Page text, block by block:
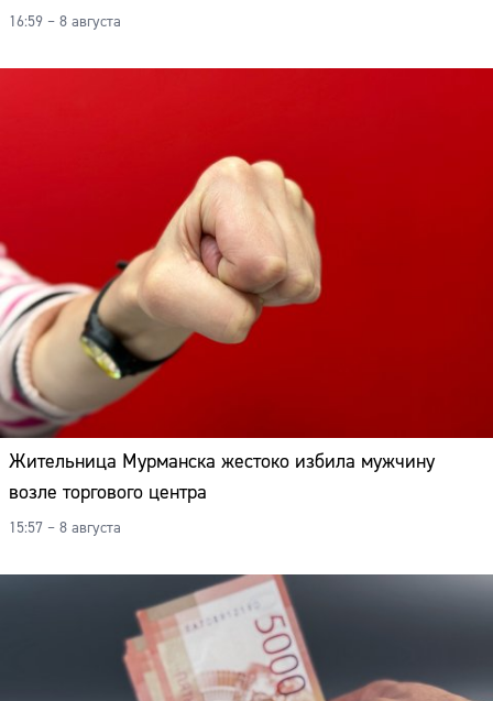
16:59 – 8 августа
Жительница Мурманска жестоко избила мужчину
возле торгового центра
15:57 – 8 августа